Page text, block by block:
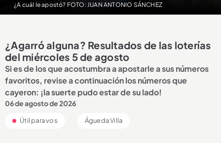
¿A cuál le apostó? FOTO: JUAN ANTONIO SÁNCHEZ
¿Agarró alguna? Resultados de las loterías
del miércoles 5 de agosto
Si es de los que acostumbra a apostarle a sus números
favoritos, revise a continuación los números que
cayeron: ¡la suerte pudo estar de su lado!
06 de agosto de 2026
Útil para vos Águeda Villa